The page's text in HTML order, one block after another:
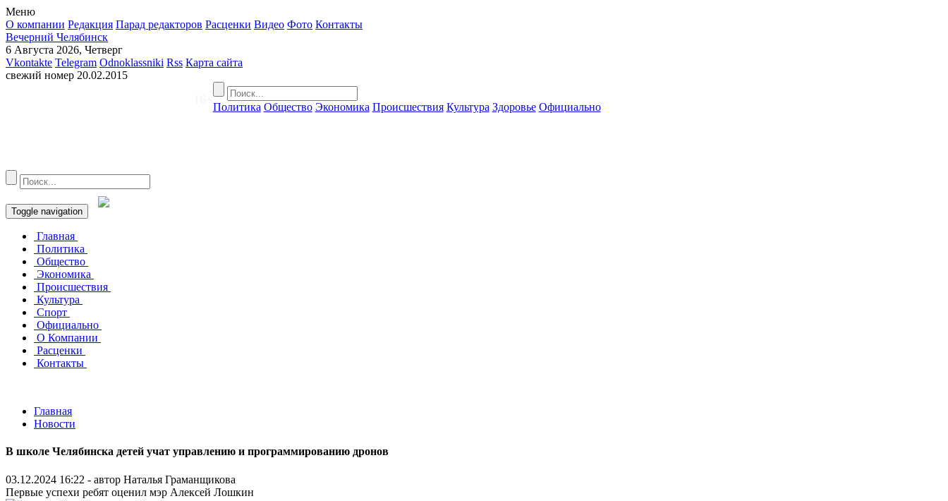
Меню
О компании Редакция Парад редакторов Расценки Видео Фото Контакты
Вечерний Челябинск
6 Августа 2026, Четверг
Vkontakte Telegram Odnoklassniki Rss Карта сайта
свежий номер 20.02.2015
Политика Общество Экономика Происшествия Культура Здоровье Официально
Toggle navigation
Главная
Политика
Общество
Экономика
Происшествия
Культура
Спорт
Официально
О Компании
Расценки
Контакты
Главная
Новости
В школе Челябинска детей учат управлению и программированию дронов
03.12.2024 16:22 - автор Наталья Граманщикова
Первые успехи ребят оценил мэр Алексей Лошкин